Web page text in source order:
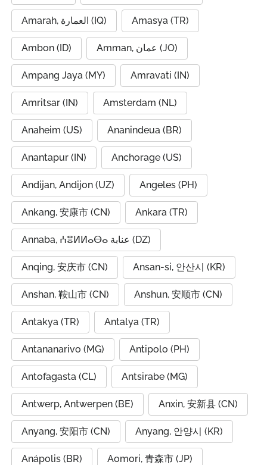
Amarah, العمارة (IQ) Amasya (TR)
Ambon (ID) Amman, عمان (JO)
Ampang Jaya (MY) Amravati (IN)
Amritsar (IN) Amsterdam (NL)
Anaheim (US) Ananindeua (BR)
Anantapur (IN) Anchorage (US)
Andijan, Andijon (UZ) Angeles (PH)
Ankang, 安康市 (CN) Ankara (TR)
Annaba, ⵄⴻⵍⵍⴰⴱⴰ عنابة (DZ)
Anqing, 安庆市 (CN) Ansan-si, 안산시 (KR)
Anshan, 鞍山市 (CN) Anshun, 安顺市 (CN)
Antakya (TR) Antalya (TR)
Antananarivo (MG) Antipolo (PH)
Antofagasta (CL) Antsirabe (MG)
Antwerp, Antwerpen (BE) Anxin, 安新县 (CN)
Anyang, 安阳市 (CN) Anyang, 안양시 (KR)
Anápolis (BR) Aomori, 青森市 (JP)